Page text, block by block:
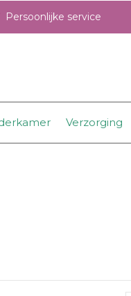
Verzorging
Persoonlijke service